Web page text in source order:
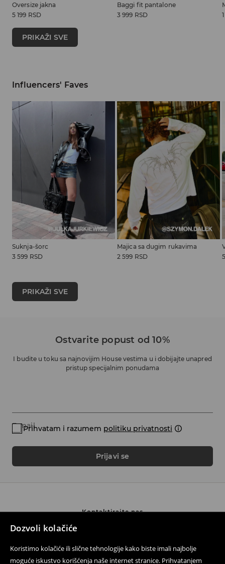
Dozvoli kolačiće
Koristimo kolačiće ili slične tehnologije kako biste imali najbolje
moguće iskustvo korišćenja naše internet stranice. Prihvatanjem
Oversize jakna
5 199 RSD
Baggi fit pantalone
3 999 RSD
PRIKAŽI SVE
Influencers' Faves
Suknja-šorc
3 599 RSD
Majica sa dugim rukavima
2 599 RSD
PRIKAŽI SVE
Ostvarite popust od 10%
I budite u toku sa najnovijim House vestima u i dobijajte unapred
pristup specijalnim ponudama
E-mail
Prijavi se
Prihvatam i razumem politiku privatnosti
Kontaktirajte nas
Pratite nas